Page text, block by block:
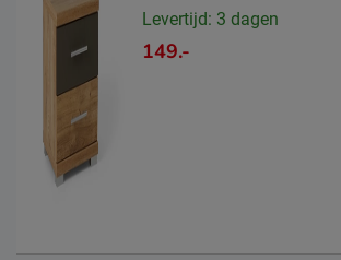
Levertijd: 3 dagen
149.-